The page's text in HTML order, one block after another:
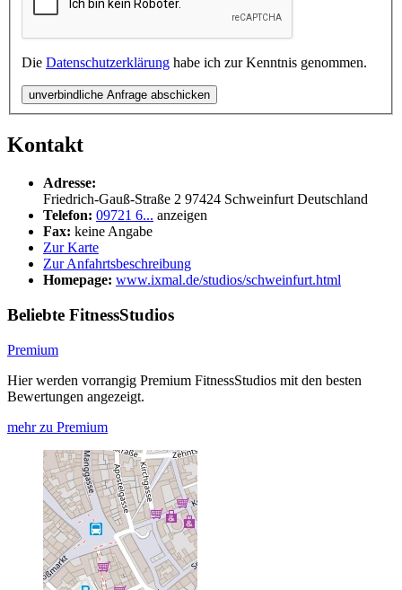
Die Datenschutzerklärung habe ich zur Kenntnis genommen.
unverbindliche Anfrage abschicken
Kontakt
Adresse:
Friedrich-Gauß-Straße 2 97424 Schweinfurt Deutschland
Telefon: 09721 6... anzeigen
Fax: keine Angabe
Zur Karte
Zur Anfahrtsbeschreibung
Homepage: www.ixmal.de/studios/schweinfurt.html
Beliebte FitnessStudios
Premium
Hier werden vorrangig Premium FitnessStudios mit den besten
Bewertungen angezeigt.
mehr zu Premium